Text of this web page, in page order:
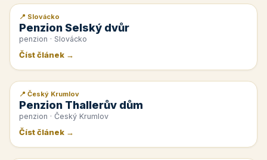
📰 PR článek
📍 Slovácko
Penzion Selský dvůr
penzion · Slovácko
Číst článek →
📰 PR článek
📍 Český Krumlov
Penzion Thallerův dům
penzion · Český Krumlov
Číst článek →